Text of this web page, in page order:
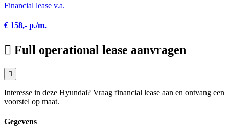
Financial lease v.a.
€ 158,- p./m.
Full operational lease aanvragen
Interesse in deze Hyundai? Vraag financial lease aan en ontvang een
voorstel op maat.
Gegevens